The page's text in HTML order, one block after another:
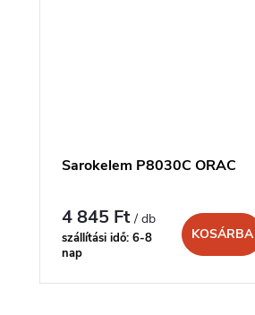
Sarokelem P8030C ORAC
4 845 Ft/ db
szállítási idő: 6-8
nap
KOSÁRBA